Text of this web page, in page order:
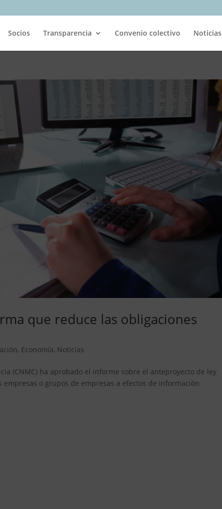
Socios Transparencia Convenio colectivo Noticias
que reduce las obligaciones
, Economía, Noticias
(CNMC) ha aprobado el informe sobre el anteproyecto de ley
o grupos de empresas a efectos de información